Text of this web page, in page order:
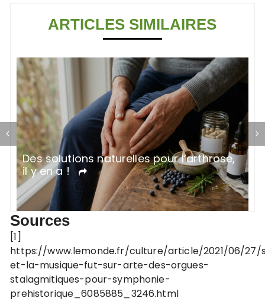
ARTICLES SIMILAIRES
Des solutions naturelles pour l’arthrose,
il y en a !
Sources
[1]
https://www.lemonde.fr/culture/article/2021/06/27/
et-la-musique-fut-sur-arte-des-orgues-
stalagmitiques-pour-symphonie-
prehistorique_6085885_3246.html